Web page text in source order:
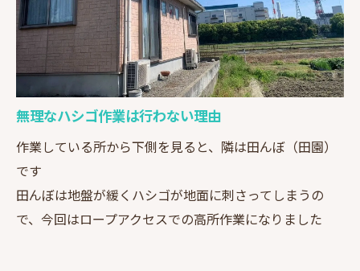
無理なハシゴ作業は行わない理由
作業している所から下側を見ると、隣は田んぼ（田園）
です
田んぼは地盤が緩くハシゴが地面に刺さってしまうの
で、今回はロープアクセスでの高所作業になりました